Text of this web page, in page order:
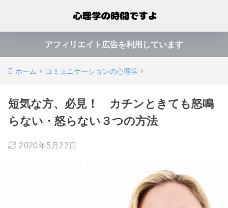
アフィリエイト広告を利用しています
ホーム コミュニケーションの心理学
短気な方、必見！ カチンときても怒鳴
らない・怒らない３つの方法
2020年5月22日